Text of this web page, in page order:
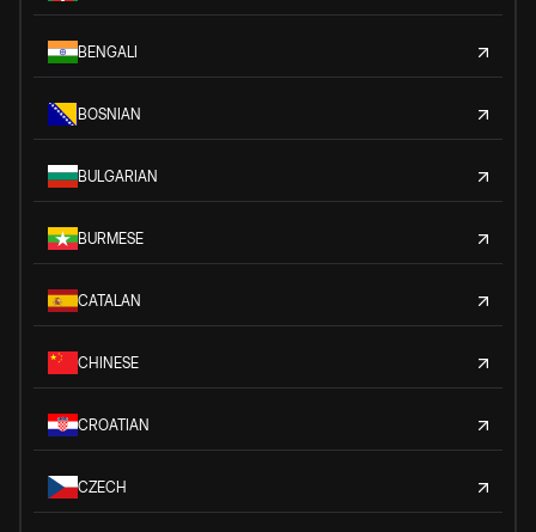
BENGALI
BOSNIAN
BULGARIAN
BURMESE
CATALAN
CHINESE
CROATIAN
CZECH